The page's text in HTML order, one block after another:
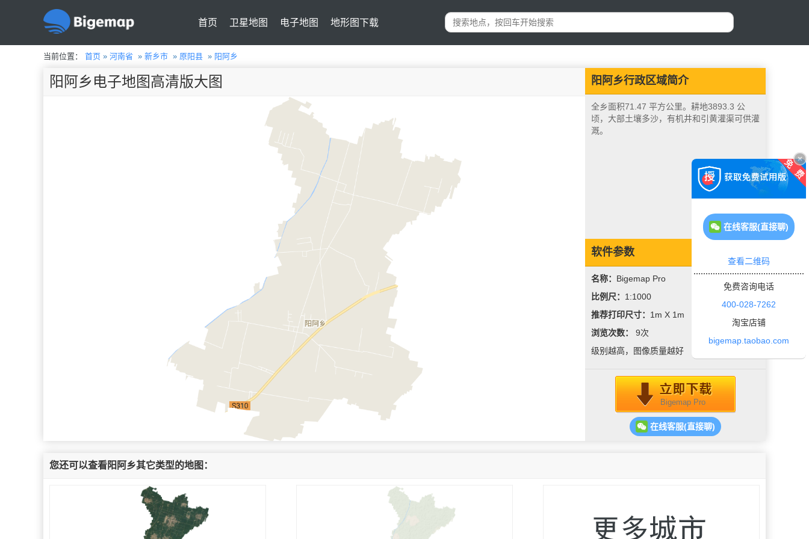
首页 卫星地图 电子地图 地形图下载
当前位置： 首页 » 河南省 » 新乡市 » 原阳县 » 阳阿乡
阳阿乡行政区域简介
全乡面积71.47 平方公里。耕地3893.3 公
顷，大部土壤多沙，有机井和引黄灌渠可供灌
溉。
软件参数
名称： Bigemap Pro
比例尺： 1:1000
推荐打印尺寸： 1m X 1m
浏览次数： 9次
级别越高，图像质量越好
Bigemap Pro
在线客服(直接聊)
阳阿乡电子地图高清版大图
您还可以查看阳阿乡其它类型的地图：
在线客服(直接聊)
查看二维码
免费咨询电话
400-028-7262
淘宝店铺
bigemap.taobao.com